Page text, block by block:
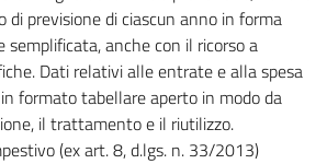
di previsione di ciascun anno in forma
semplificata, anche con il ricorso a
Dati relativi alle entrate e alla spesa
formato tabellare aperto in modo da
il trattamento e il riutilizzo.
(ex art. 8, d.lgs. n. 33/2013)